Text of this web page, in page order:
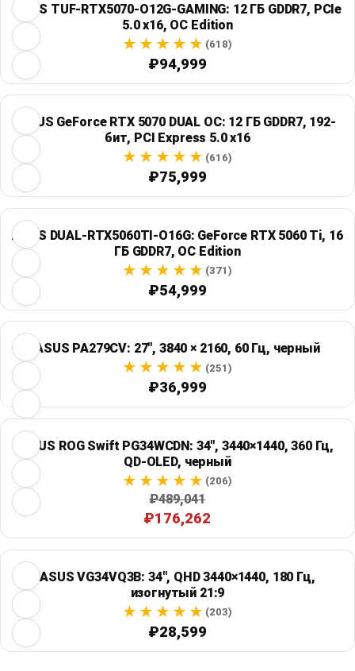
ASUS TUF-RTX5070-O12G-GAMING: 12 ГБ GDDR7, PCIe
5.0 x16, OC Edition
(618)
₽94,999
ASUS GeForce RTX 5070 DUAL OC: 12 ГБ GDDR7, 192-
бит, PCI Express 5.0 x16
(616)
₽75,999
ASUS DUAL-RTX5060TI-O16G: GeForce RTX 5060 Ti, 16
ГБ GDDR7, OC Edition
(371)
₽54,999
ASUS PA279CV: 27", 3840 × 2160, 60 Гц, черный
(251)
₽36,999
ASUS ROG Swift PG34WCDN: 34", 3440×1440, 360 Гц,
QD-OLED, черный
(206)
₽489,041
₽176,262
ASUS VG34VQ3B: 34", QHD 3440×1440, 180 Гц,
изогнутый 21:9
(203)
₽28,599